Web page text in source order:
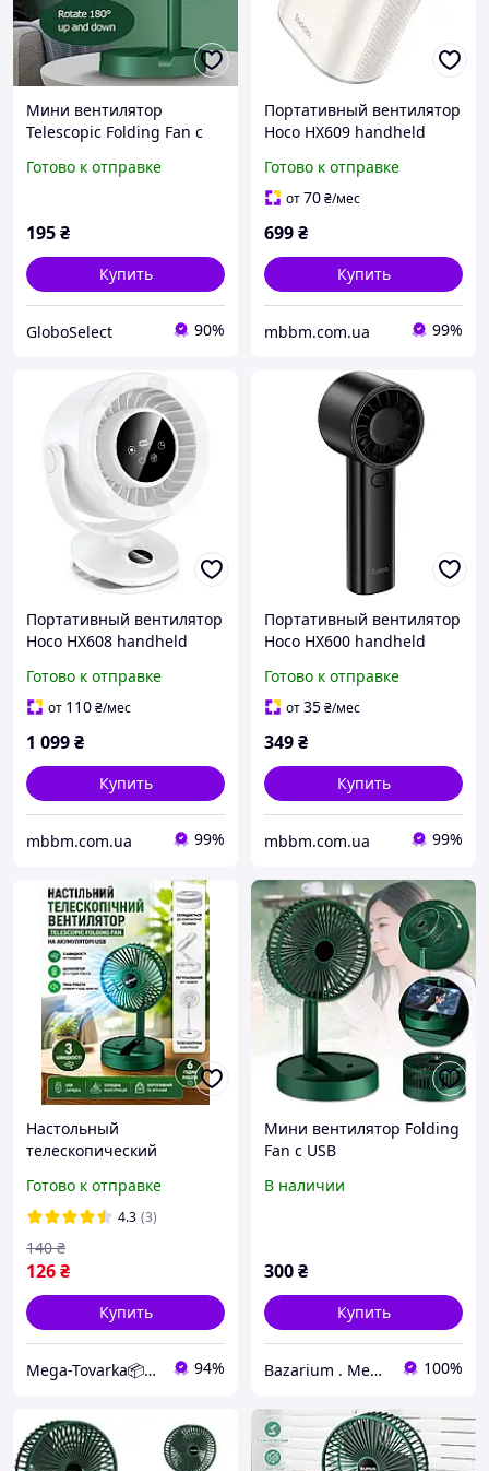
Мини вентилятор
Telescopic Folding Fan с
черный), Портативный
Готово к отправке
195₴
Купить
GloboSelect 90%
Портативный вентилятор
Hoco HX609 handheld
Готово к отправке
от70₴/мес
699₴
Купить
mbbm.com.ua 99%
Портативный вентилятор
Hoco HX608 handheld
Готово к отправке
от 110₴/мес
1 099₴
Купить
mbbm.com.ua 99%
Портативный вентилятор
Hoco HX600 handheld
Готово к отправке
от35₴/мес
349₴
Купить
mbbm.com.ua 99%
Настольный
телескопический
Folding Fan на
аккумуляторе USB
зеленый 3 скорости
Готово к отправке
4.3 (3)
126₴
140 ₴
Купить
Mega-Tovarka📦💙💛 94%
Мини вентилятор Folding
Fan с USB
В наличии
300₴
Купить
Bazarium . Место, где есть все 100%